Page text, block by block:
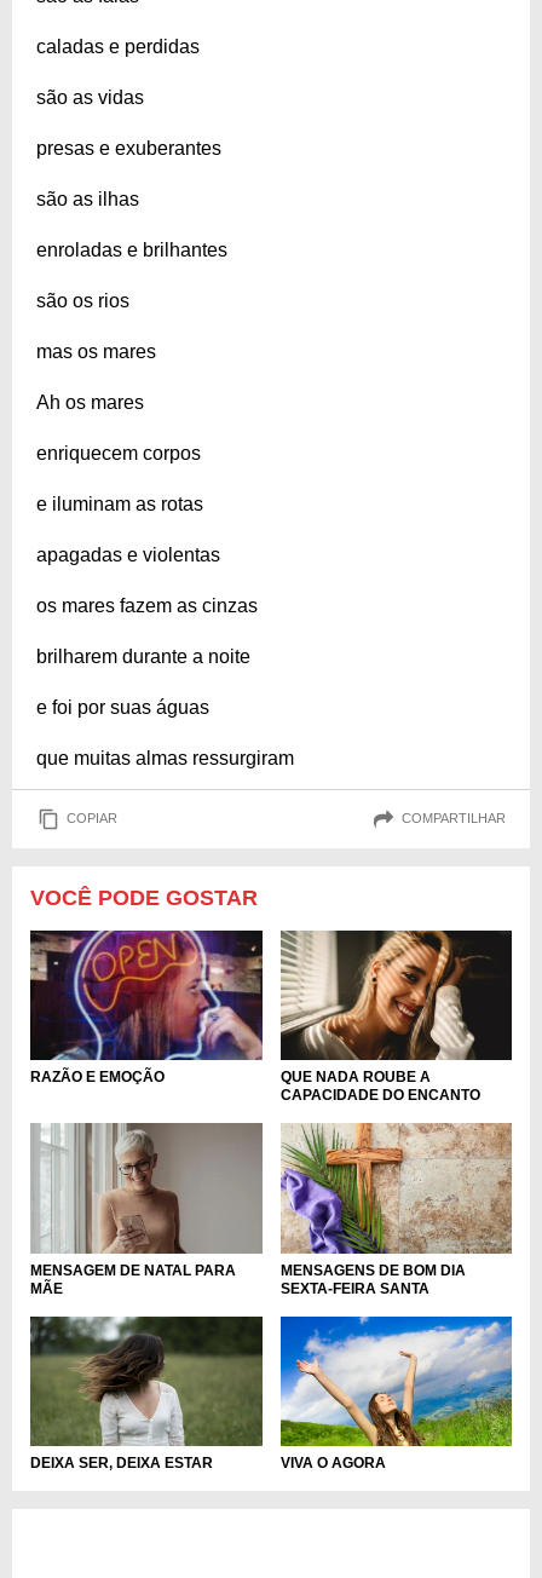
caladas e perdidas
são as vidas
presas e exuberantes
são as ilhas
enroladas e brilhantes
são os rios
mas os mares
Ah os mares
enriquecem corpos
e iluminam as rotas
apagadas e violentas
os mares fazem as cinzas
brilharem durante a noite
e foi por suas águas
que muitas almas ressurgiram
COPIAR COMPARTILHAR
VOCÊ PODE GOSTAR
RAZÃO E EMOÇÃO
QUE NADA ROUBE A
CAPACIDADE DO ENCANTO
MENSAGEM DE NATAL PARA
MÃE
MENSAGENS DE BOM DIA
SEXTA-FEIRA SANTA
DEIXA SER, DEIXA ESTAR VIVA O AGORA